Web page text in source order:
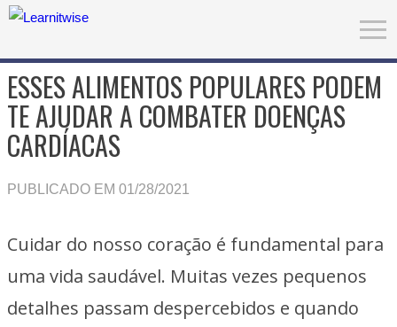
ESSES ALIMENTOS POPULARES PODEM
TE AJUDAR A COMBATER DOENÇAS
CARDÍACAS
PUBLICADO EM 01/28/2021
Cuidar do nosso coração é fundamental para
uma vida saudável. Muitas vezes pequenos
detalhes passam despercebidos e quando